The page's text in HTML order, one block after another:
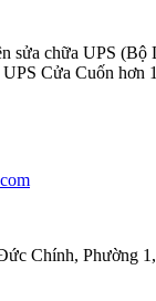
sửa chữa UPS
Cửa Cuốn hơn
Chính, Phường